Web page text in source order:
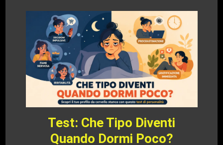
Test: Che Tipo Diventi
Quando Dormi Poco?